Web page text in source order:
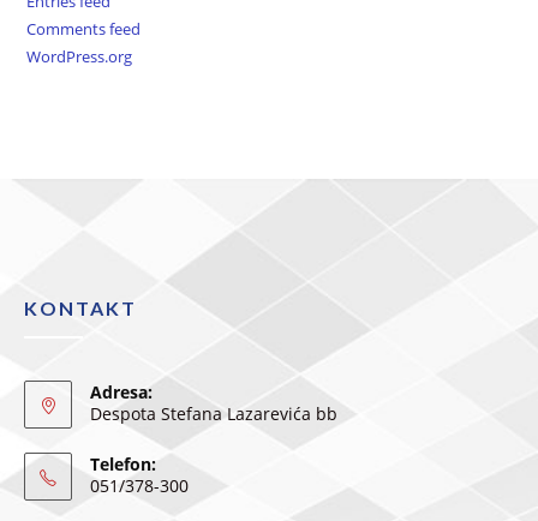
Comments feed
WordPress.org
KONTAKT
Adresa:
Despota Stefana Lazarevića bb
Telefon:
051/378-300